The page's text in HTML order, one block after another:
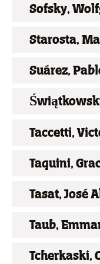
Sofsky,
Starosta,
Suárez,
Taccetti,
Taquini,
Tasat, José
Taub,
Tcherkaski,